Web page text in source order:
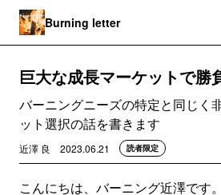
Burning letter
巨大な成長マーケットで勝
バーニングニーズの特定と同じく
ット選択の話を書きます
近澤 良 2023.06.21 読者限定
こんにちは、バーニング近澤です